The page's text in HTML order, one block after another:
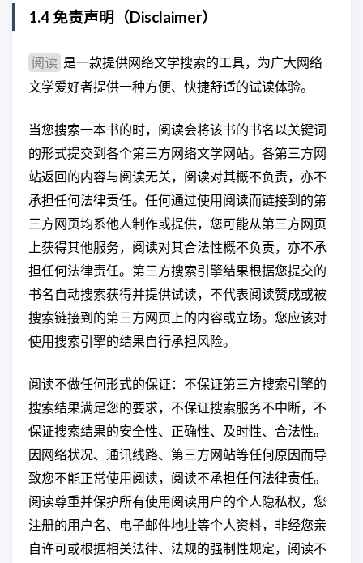
1.4 免责声明（Disclaimer）
阅读 是一款提供网络文学搜索的工具，为广大网络
文学爱好者提供一种方便、快捷舒适的试读体验。
当您搜索一本书的时，阅读会将该书的书名以关键词
的形式提交到各个第三方网络文学网站。各第三方网
站返回的内容与阅读无关，阅读对其概不负责，亦不
承担任何法律责任。任何通过使用阅读而链接到的第
三方网页均系他人制作或提供，您可能从第三方网页
上获得其他服务，阅读对其合法性概不负责，亦不承
担任何法律责任。第三方搜索引擎结果根据您提交的
书名自动搜索获得并提供试读，不代表阅读赞成或被
搜索链接到的第三方网页上的内容或立场。您应该对
使用搜索引擎的结果自行承担风险。
阅读不做任何形式的保证：不保证第三方搜索引擎的
搜索结果满足您的要求，不保证搜索服务不中断，不
保证搜索结果的安全性、正确性、及时性、合法性。
因网络状况、通讯线路、第三方网站等任何原因而导
致您不能正常使用阅读，阅读不承担任何法律责任。
阅读尊重并保护所有使用阅读用户的个人隐私权，您
注册的用户名、电子邮件地址等个人资料，非经您亲
自许可或根据相关法律、法规的强制性规定，阅读不